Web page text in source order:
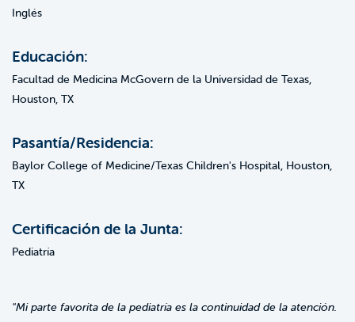
Inglés
Educación:
Facultad de Medicina McGovern de la Universidad de Texas,
Houston, TX
Pasantía/Residencia:
Baylor College of Medicine/Texas Children's Hospital, Houston,
TX
Certificación de la Junta:
Pediatría
"Mi parte favorita de la pediatría es la continuidad de la atención.